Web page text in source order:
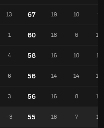
13 67 19 10 9
1 60 18 6 14
4 58 16 10 12
6 56 14 14 10
3 56 16 8 14
-3 55 16 7 15